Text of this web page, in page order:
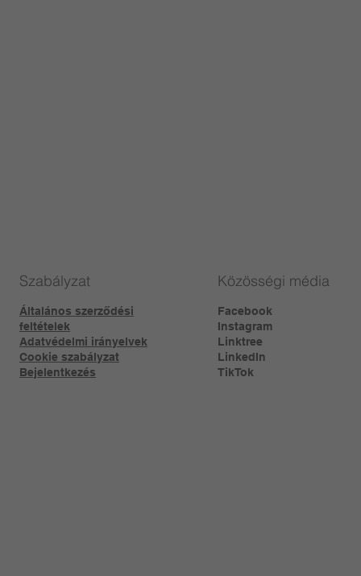
Szabályzat
Általános szerződési
feltételek
Adatvédelmi irányelvek
Cookie szabályzat
Bejelentkezés
Közösségi média
Facebook
Instagram
Linktree​
LinkedIn
TikTok